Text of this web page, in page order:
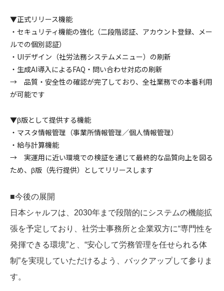
▼正式リリース機能
・セキュリティ機能の強化（二段階認証、アカウント登録、メー
ルでの個別認証）
・UIデザイン（社労法務システムメニュー）の刷新
・生成AI導入によるFAQ・問い合わせ対応の刷新
→ 品質・安全性の確認が完了しており、全社業務での本番利用
が可能です
▼β版として提供する機能
・マスタ情報管理（事業所情報管理／個人情報管理）
・給与計算機能
→ 実運用に近い環境での検証を通じて最終的な品質向上を図る
ため、β版（先行提供）としてリリースします
■今後の展開
日本シャルフは、2030年まで段階的にシステムの機能拡
張を予定しており、社労士事務所と企業双方に“専門性を
発揮できる環境”と、“安心して労務管理を任せられる体
制”を実現していただけるよう、バックアップして参りま
す。